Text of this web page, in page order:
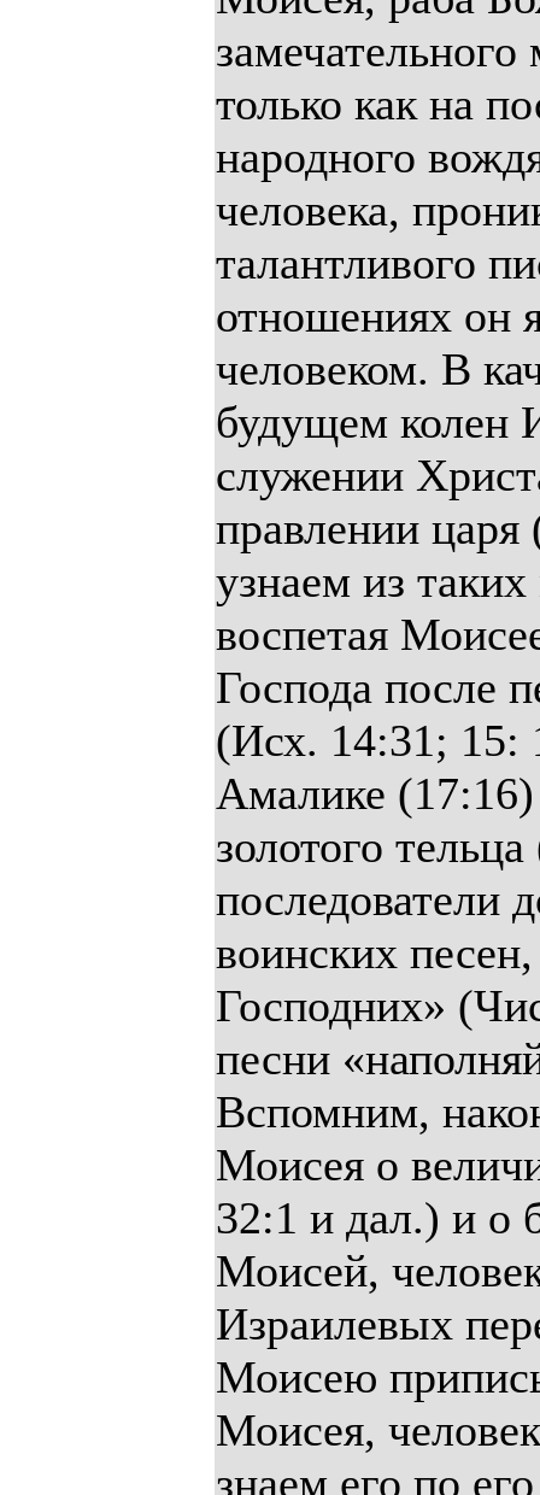
только как на
народного
человека,
талантливого
отношениях он
человеком. В
будущем колен
служении
правлении
узнаем из
воспетая
Господа после
(Исх. 14:31; 15:
Амалике
золотого
последователи
воинских
Господних»
песни
Вспомним,
Моисея о
32:1 и дал.) и о
Моисей,
Израилевых
Моисею
Моисея,
знаем его по